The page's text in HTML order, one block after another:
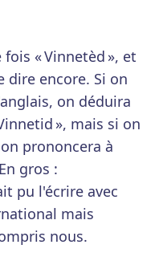
« Vinnetèd », et
dire encore. Si on
on déduira
», mais si on
prononcera à
gros :
pu l'écrire avec
mais
nous.